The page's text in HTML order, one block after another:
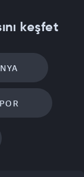
keşfet